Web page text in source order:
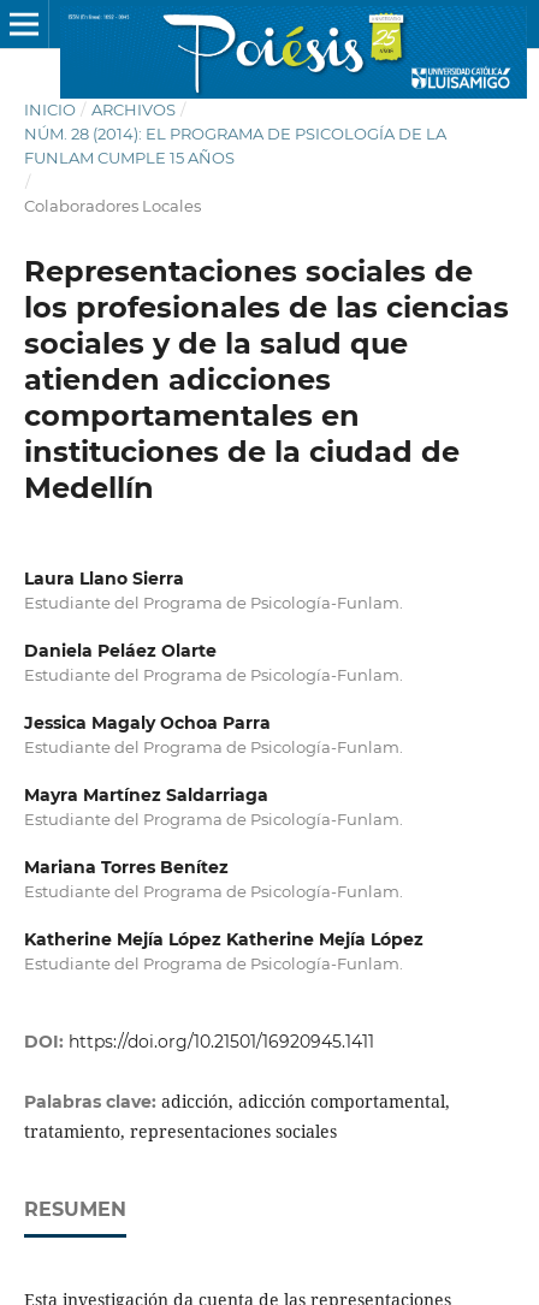
INICIO / ARCHIVOS /
NÚM. 28 (2014): EL PROGRAMA DE PSICOLOGÍA DE LA
FUNLAM CUMPLE 15 AÑOS
/
Colaboradores Locales
Representaciones sociales de
los profesionales de las ciencias
sociales y de la salud que
atienden adicciones
comportamentales en
instituciones de la ciudad de
Medellín
Laura Llano Sierra
Estudiante del Programa de Psicología-Funlam.
Daniela Peláez Olarte
Estudiante del Programa de Psicología-Funlam.
Jessica Magaly Ochoa Parra
Estudiante del Programa de Psicología-Funlam.
Mayra Martínez Saldarriaga
Estudiante del Programa de Psicología-Funlam.
Mariana Torres Benítez
Estudiante del Programa de Psicología-Funlam.
Katherine Mejía López Katherine Mejía López
Estudiante del Programa de Psicología-Funlam.
DOI: https://doi.org/10.21501/16920945.1411
Palabras clave: adicción, adicción comportamental,
tratamiento, representaciones sociales
RESUMEN
Esta investigación da cuenta de las representaciones